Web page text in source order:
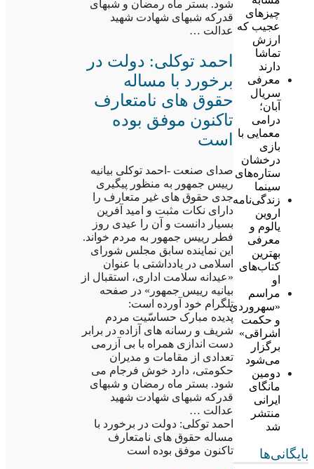
چیزهای
عجیب که
ارزش
تماشا
دارند
معرفی
سریال
آبان؛
درامی
معمایی با
بازی
درخشان
ستاره‌های
سینما
زندگی‌نامه
اروین
یالوم و
معرفی
بهترین
کتاب‌های
او
مراسم
«سهروردی
و حکمت
اشراقی»
برگزار
می‌شود
دومین
مانگای
ایرانی
منتشر
شد
بایگانی‌ها
شود. بستر ماه رمضان و شبهای
قدرکه شبهای شهادت شهید
عدالت …
احمد توکلی: دولت در
برخورد با مساله
حقوق های نامتعارف
تاکنون موفق بوده
است
صدای صنعت -احمد توکلی بیانیه
رییس جمهور به منظور پیگیری
جدی حقوق های غیر متعارف را
دارای نکات مثبت و امید آفرین
بسیار دانست و آن را عیدی روز
فطر رییس جمهور به مردم خواند.
این نماینده سابق مجلس شورای
اسلامی در یادداشتی با عنوان
«عیدانه سلامت اداری، استقبال از
بیانیه رییس جمهور» در صفحه
تلگرام خود آورده است:
پدیده مبارک حساسّیت مردم
شریف و رسانه های آزاده در برابر
دست اندازی همراه با بی آزرمی
تعدادی از مقامات و مدیران
حکومتی، دارد خوش فرجام می
شود. بستر ماه رمضان و شبهای
قدرکه شبهای شهادت شهید
عدالت …
احمد توکلی: دولت در برخورد با
مساله حقوق های نامتعارف
تاکنون موفق بوده است